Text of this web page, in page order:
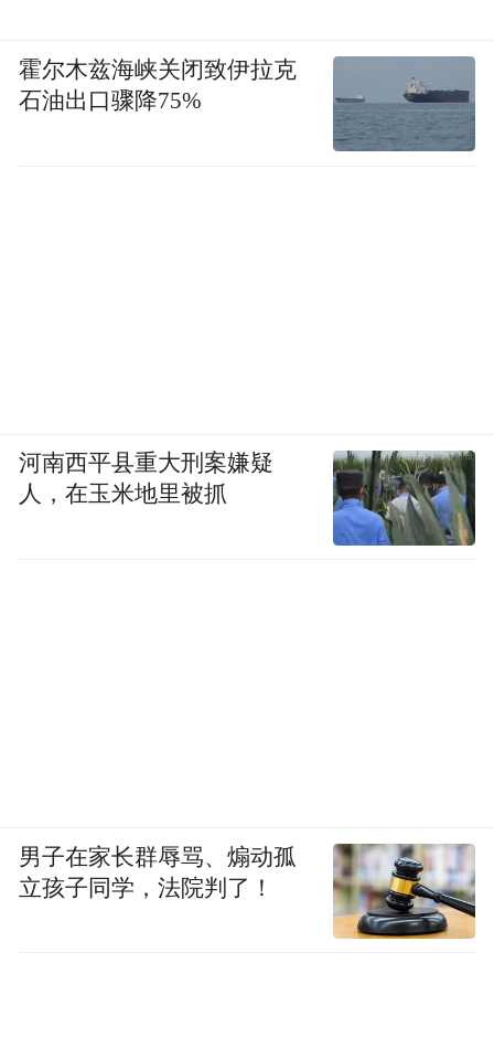
霍尔木兹海峡关闭致伊拉克
石油出口骤降75%
河南西平县重大刑案嫌疑
人，在玉米地里被抓
男子在家长群辱骂、煽动孤
立孩子同学，法院判了！